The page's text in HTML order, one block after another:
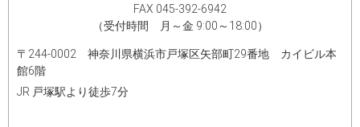
FAX 045-392-6942
（受付時間 月～金 9:00～18:00）
〒244-0002 神奈川県横浜市戸塚区矢部町29番地 カイビル本
館6階
JR 戸塚駅より徒歩7分